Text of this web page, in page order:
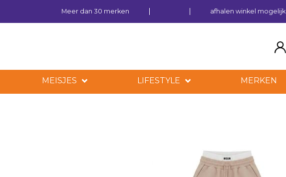
Meer dan 30 merken afhalen winkel mogelijk
MEISJES LIFESTYLE MERKEN